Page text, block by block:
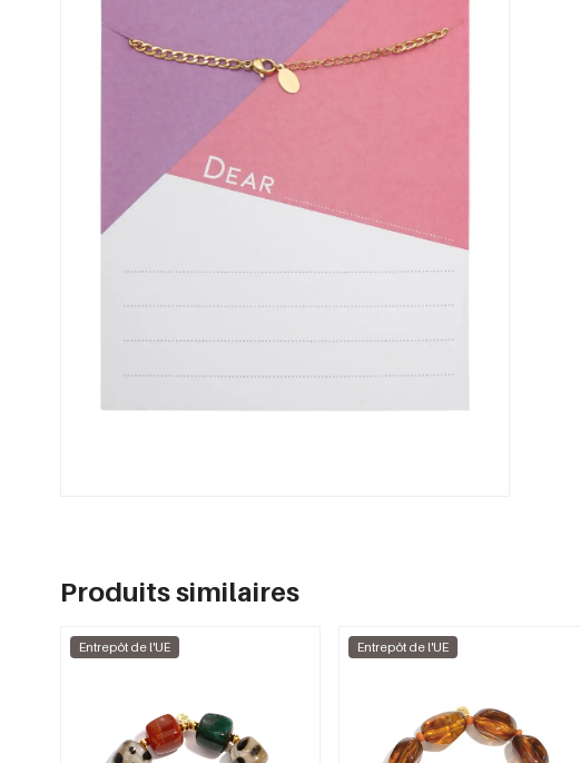
Produits similaires
Entrepôt de l'UE Entrepôt de l'UE